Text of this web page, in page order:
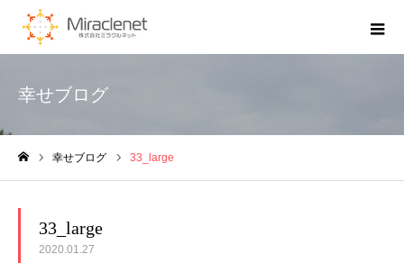
幸せブログ
幸せブログ 33_large
33_large
2020.01.27